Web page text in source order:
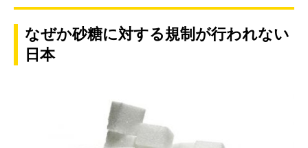
なぜか砂糖に対する規制が行われない
日本